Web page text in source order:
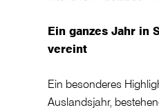
Ein ganzes Jahr in
vereint
Ein besonderes
Auslandsjahr,